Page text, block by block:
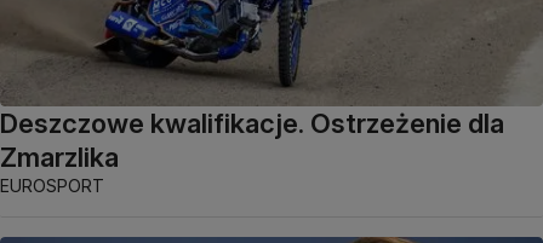
Deszczowe kwalifikacje. Ostrzeżenie dla
Zmarzlika
EUROSPORT